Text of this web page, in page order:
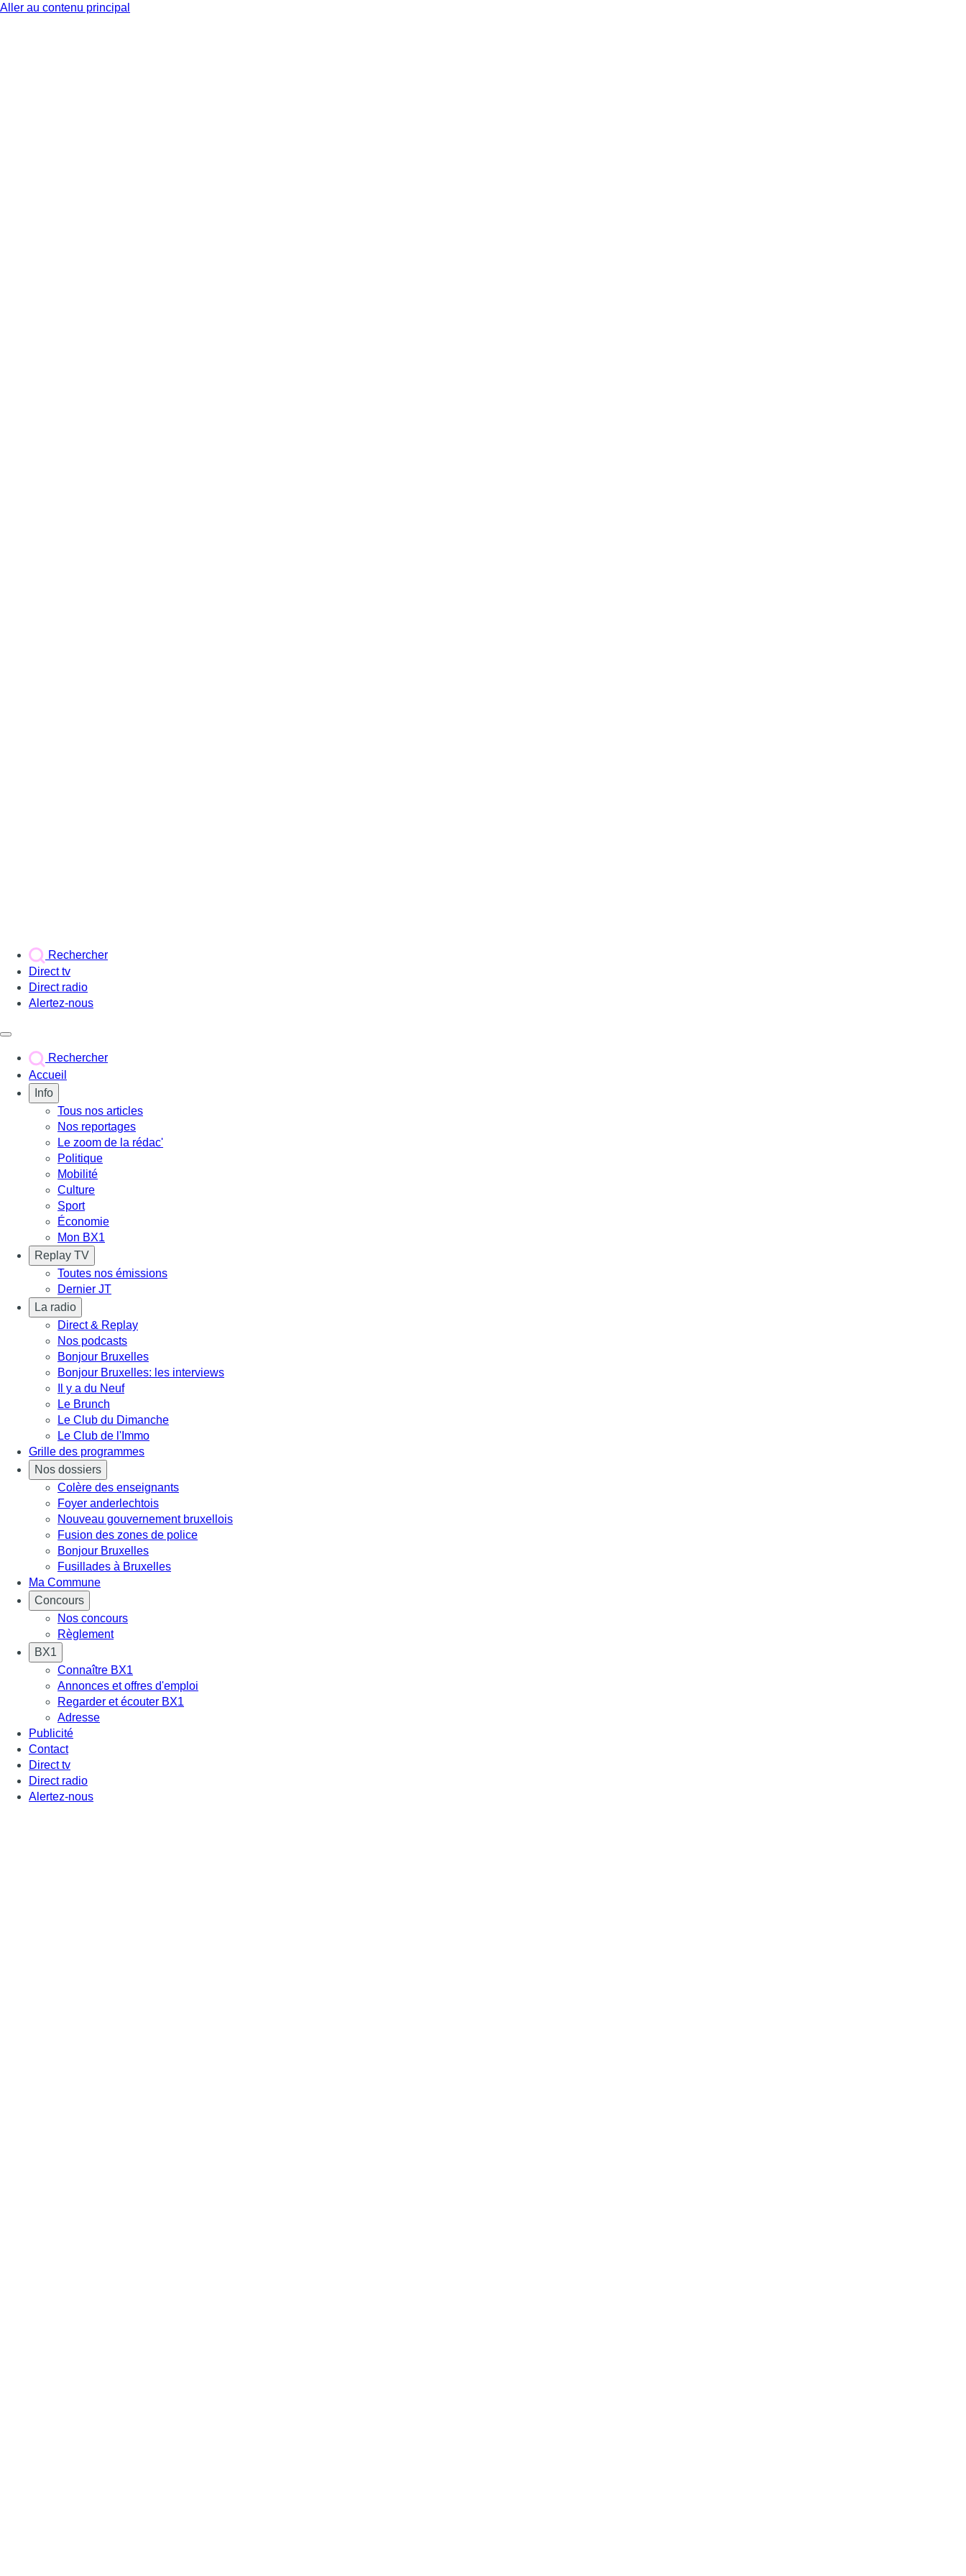
Aller au contenu principal
Rechercher
Direct tv
Direct radio
Alertez-nous
Rechercher
Accueil
Info
Tous nos articles
Nos reportages
Le zoom de la rédac'
Politique
Mobilité
Culture
Sport
Économie
Mon BX1
Replay TV
Toutes nos émissions
Dernier JT
La radio
Direct & Replay
Nos podcasts
Bonjour Bruxelles
Bonjour Bruxelles: les interviews
Il y a du Neuf
Le Brunch
Le Club du Dimanche
Le Club de l'Immo
Grille des programmes
Nos dossiers
Colère des enseignants
Foyer anderlechtois
Nouveau gouvernement bruxellois
Fusion des zones de police
Bonjour Bruxelles
Fusillades à Bruxelles
Ma Commune
Concours
Nos concours
Règlement
BX1
Connaître BX1
Annonces et offres d'emploi
Regarder et écouter BX1
Adresse
Publicité
Contact
Direct tv
Direct radio
Alertez-nous